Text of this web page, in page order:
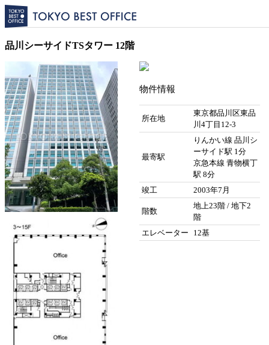
品川シーサイドTSタワー 12階
物件情報
所在地
東京都品川区東品
川4丁目12-3
最寄駅
りんかい線 品川シ
ーサイド駅 1分
京急本線 青物横丁
駅 8分
竣工
2003年7月
階数
地上23階 / 地下2
階
エレベーター
12基